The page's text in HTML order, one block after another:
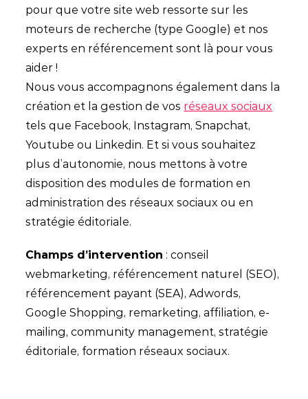
pour que votre site web ressorte sur les
moteurs de recherche (type Google) et nos
experts en référencement sont là pour vous
aider !
Nous vous accompagnons également dans la
création et la gestion de vos réseaux sociaux
tels que Facebook, Instagram, Snapchat,
Youtube ou Linkedin. Et si vous souhaitez
plus d’autonomie, nous mettons à votre
disposition des modules de formation en
administration des réseaux sociaux ou en
stratégie éditoriale.
Champs d’intervention : conseil
webmarketing, référencement naturel (SEO),
référencement payant (SEA), Adwords,
Google Shopping, remarketing, affiliation, e-
mailing, community management, stratégie
éditoriale, formation réseaux sociaux.